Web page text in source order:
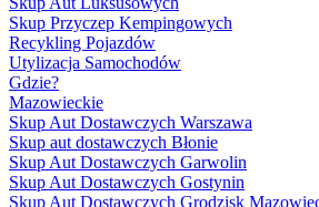
Skup Przyczep Kempingowych
Recykling Pojazdów
Utylizacja Samochodów
Gdzie?
Mazowieckie
Skup Aut Dostawczych Warszawa
Skup aut dostawczych Błonie
Skup Aut Dostawczych Garwolin
Skup Aut Dostawczych Gostynin
Skup Aut Dostawczych Grodzisk